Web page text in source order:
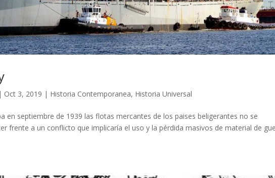
| Oct 3, 2019 | Historia Contemporanea, Historia Universal
en septiembre de 1939 las flotas mercantes de los paises beligerantes no se
frente a un conflicto que implicaría el uso y la pérdida masivos de material de